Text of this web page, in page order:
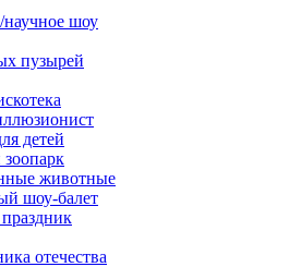
шоу
пузырей
детей
животные
шоу-балет
отечества